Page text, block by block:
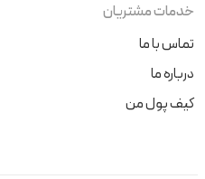
خدمات مشتریان
تماس با ما
درباره ما
کیف پول من